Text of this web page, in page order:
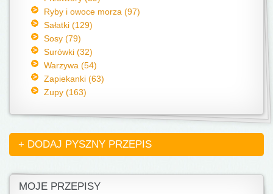
Ryby i owoce morza (97)
Sałatki (129)
Sosy (79)
Surówki (32)
Warzywa (54)
Zapiekanki (63)
Zupy (163)
+ DODAJ PYSZNY PRZEPIS
MOJE PRZEPISY